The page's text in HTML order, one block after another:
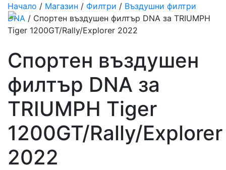
Начало / Магазин / Филтри / Въздушни филтри
DNA / Спортен въздушен филтър DNA за TRIUMPH
Tiger 1200GT/Rally/Explorer 2022
Спортен въздушен
филтър DNA за
TRIUMPH Tiger
1200GT/Rally/Explorer
2022